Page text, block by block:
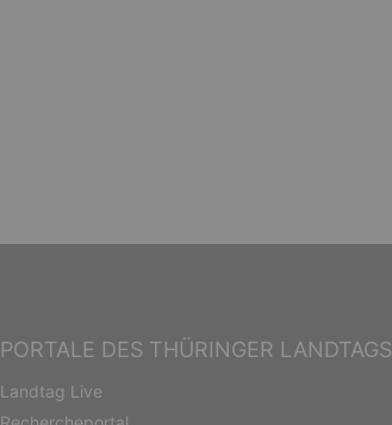
PORTALE DES THÜRINGER LANDTAGS
Landtag Live